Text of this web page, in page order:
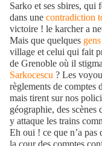
Sarko et ses sbires, qui
dans une contradiction
victoire ! le karcher a
Mais que quelques
village et celui qui fait
de Grenoble où il
Sarkocescu ? Les
règlements de comptes
mais tirent sur nos
géographie, des
y attaque les trains
Eh oui ! ce que n’a pas